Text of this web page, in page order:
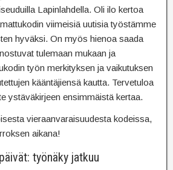
Lapinlahdella. Oli ilo kertoa
viimeisiä uutisia työstämme
hyväksi. On myös hienoa saada
tulemaan mukaan ja
työn merkityksen ja vaikutuksen
kääntäjiensä kautta. Tervetuloa
ystäväkirjeen ensimmäistä kertaa.
vieraanvaraisuudesta kodeissa,
aikana!
työnäky jatkuu